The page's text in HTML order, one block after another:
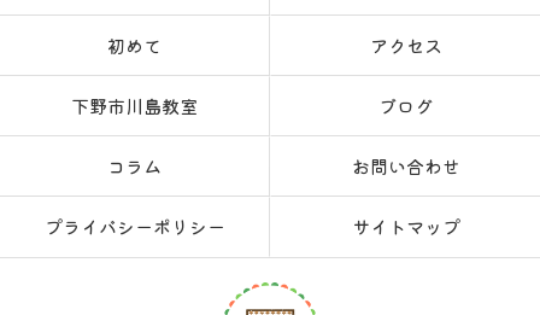
初めて アクセス
下野市川島教室 ブログ
コラム お問い合わせ
プライバシーポリシー サイトマップ